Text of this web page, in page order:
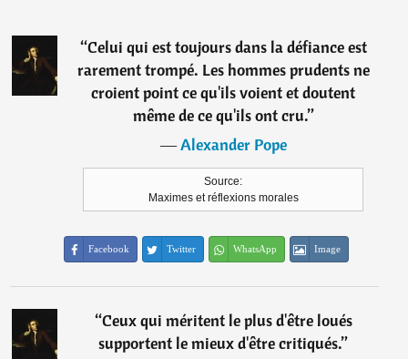
“Celui qui est toujours dans la défiance est
rarement trompé. Les hommes prudents ne
croient point ce qu'ils voient et doutent
même de ce qu'ils ont cru.”
―Alexander Pope
Source:
Maximes et réflexions morales
Facebook Twitter WhatsApp Image
“Ceux qui méritent le plus d'être loués
supportent le mieux d'être critiqués.”